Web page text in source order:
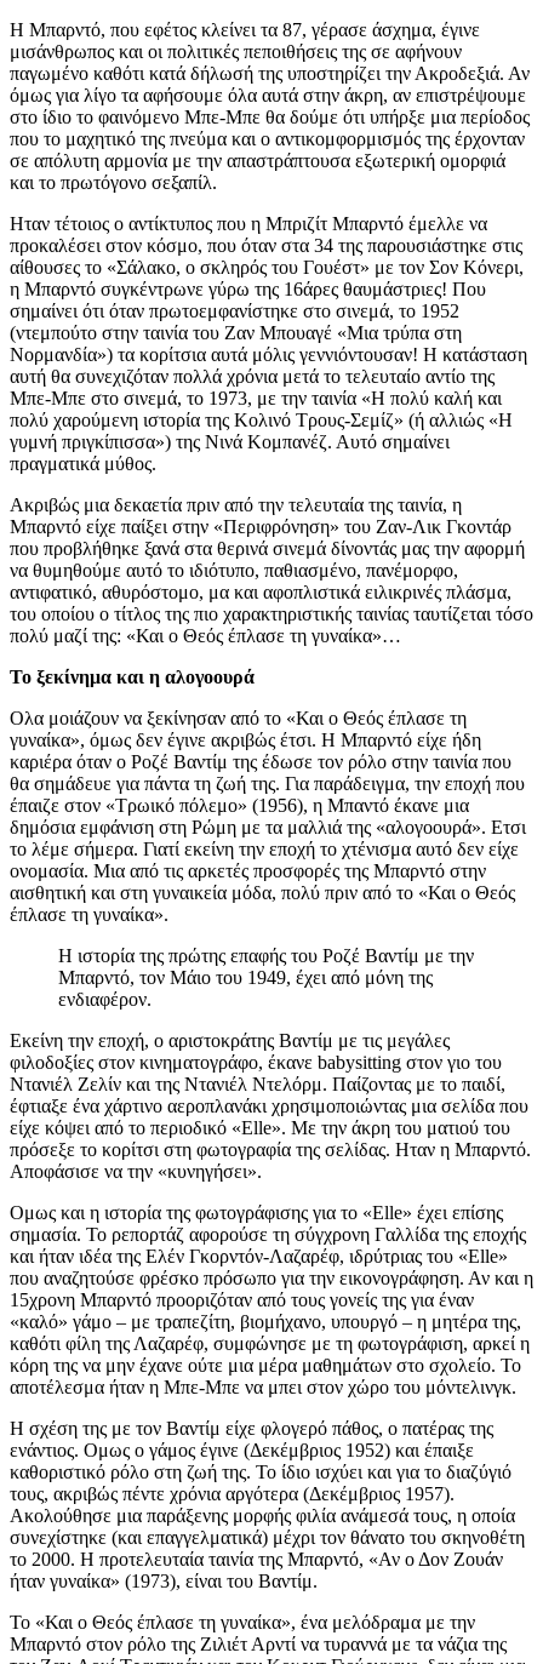
Η Μπαρντό, που εφέτος κλείνει τα 87, γέρασε άσχημα, έγινε
μισάνθρωπος και οι πολιτικές πεποιθήσεις της σε αφήνουν
παγωμένο καθότι κατά δήλωσή της υποστηρίζει την Ακροδεξιά. Αν
όμως για λίγο τα αφήσουμε όλα αυτά στην άκρη, αν επιστρέψουμε
στο ίδιο το φαινόμενο Μπε-Μπε θα δούμε ότι υπήρξε μια περίοδος
που το μαχητικό της πνεύμα και ο αντικομφορμισμός της έρχονταν
σε απόλυτη αρμονία με την απαστράπτουσα εξωτερική ομορφιά
και το πρωτόγονο σεξαπίλ.
Ηταν τέτοιος ο αντίκτυπος που η Μπριζίτ Μπαρντό έμελλε να
προκαλέσει στον κόσμο, που όταν στα 34 της παρουσιάστηκε στις
αίθουσες το «Σάλακο, ο σκληρός του Γουέστ» με τον Σον Κόνερι,
η Μπαρντό συγκέντρωνε γύρω της 16άρες θαυμάστριες! Που
σημαίνει ότι όταν πρωτοεμφανίστηκε στο σινεμά, το 1952
(ντεμπούτο στην ταινία του Ζαν Μπουαγέ «Μια τρύπα στη
Νορμανδία») τα κορίτσια αυτά μόλις γεννιόντουσαν! Η κατάσταση
αυτή θα συνεχιζόταν πολλά χρόνια μετά το τελευταίο αντίο της
Μπε-Μπε στο σινεμά, το 1973, με την ταινία «Η πολύ καλή και
πολύ χαρούμενη ιστορία της Κολινό Τρους-Σεμίζ» (ή αλλιώς «Η
γυμνή πριγκίπισσα») της Νινά Κομπανέζ. Αυτό σημαίνει
πραγματικά μύθος.
Ακριβώς μια δεκαετία πριν από την τελευταία της ταινία, η
Μπαρντό είχε παίξει στην «Περιφρόνηση» του Ζαν-Λικ Γκοντάρ
που προβλήθηκε ξανά στα θερινά σινεμά δίνοντάς μας την αφορμή
να θυμηθούμε αυτό το ιδιότυπο, παθιασμένο, πανέμορφο,
αντιφατικό, αθυρόστομο, μα και αφοπλιστικά ειλικρινές πλάσμα,
του οποίου ο τίτλος της πιο χαρακτηριστικής ταινίας ταυτίζεται τόσο
πολύ μαζί της: «Και ο Θεός έπλασε τη γυναίκα»…
Το ξεκίνημα και η αλογοουρά
Ολα μοιάζουν να ξεκίνησαν από το «Και ο Θεός έπλασε τη
γυναίκα», όμως δεν έγινε ακριβώς έτσι. Η Μπαρντό είχε ήδη
καριέρα όταν ο Ροζέ Βαντίμ της έδωσε τον ρόλο στην ταινία που
θα σημάδευε για πάντα τη ζωή της. Για παράδειγμα, την εποχή που
έπαιζε στον «Τρωικό πόλεμο» (1956), η Μπαντό έκανε μια
δημόσια εμφάνιση στη Ρώμη με τα μαλλιά της «αλογοουρά». Ετσι
το λέμε σήμερα. Γιατί εκείνη την εποχή το χτένισμα αυτό δεν είχε
ονομασία. Μια από τις αρκετές προσφορές της Μπαρντό στην
αισθητική και στη γυναικεία μόδα, πολύ πριν από το «Και ο Θεός
έπλασε τη γυναίκα».
Η ιστορία της πρώτης επαφής του Ροζέ Βαντίμ με την
Μπαρντό, τον Μάιο του 1949, έχει από μόνη της
ενδιαφέρον.
Εκείνη την εποχή, ο αριστοκράτης Βαντίμ με τις μεγάλες
φιλοδοξίες στον κινηματογράφο, έκανε babysitting στον γιο του
Ντανιέλ Ζελίν και της Ντανιέλ Ντελόρμ. Παίζοντας με το παιδί,
έφτιαξε ένα χάρτινο αεροπλανάκι χρησιμοποιώντας μια σελίδα που
είχε κόψει από το περιοδικό «Elle». Με την άκρη του ματιού του
πρόσεξε το κορίτσι στη φωτογραφία της σελίδας. Ηταν η Μπαρντό.
Αποφάσισε να την «κυνηγήσει».
Ομως και η ιστορία της φωτογράφισης για το «Elle» έχει επίσης
σημασία. Το ρεπορτάζ αφορούσε τη σύγχρονη Γαλλίδα της εποχής
και ήταν ιδέα της Ελέν Γκορντόν-Λαζαρέφ, ιδρύτριας του «Elle»
που αναζητούσε φρέσκο πρόσωπο για την εικονογράφηση. Αν και η
15χρονη Μπαρντό προοριζόταν από τους γονείς της για έναν
«καλό» γάμο – με τραπεζίτη, βιομήχανο, υπουργό – η μητέρα της,
καθότι φίλη της Λαζαρέφ, συμφώνησε με τη φωτογράφιση, αρκεί η
κόρη της να μην έχανε ούτε μια μέρα μαθημάτων στο σχολείο. Το
αποτέλεσμα ήταν η Μπε-Μπε να μπει στον χώρο του μόντελινγκ.
Η σχέση της με τον Βαντίμ είχε φλογερό πάθος, ο πατέρας της
ενάντιος. Ομως ο γάμος έγινε (Δεκέμβριος 1952) και έπαιξε
καθοριστικό ρόλο στη ζωή της. Το ίδιο ισχύει και για το διαζύγιό
τους, ακριβώς πέντε χρόνια αργότερα (Δεκέμβριος 1957).
Ακολούθησε μια παράξενης μορφής φιλία ανάμεσά τους, η οποία
συνεχίστηκε (και επαγγελματικά) μέχρι τον θάνατο του σκηνοθέτη
το 2000. Η προτελευταία ταινία της Μπαρντό, «Αν ο Δον Ζουάν
ήταν γυναίκα» (1973), είναι του Βαντίμ.
Το «Και ο Θεός έπλασε τη γυναίκα», ένα μελόδραμα με την
Μπαρντό στον ρόλο της Ζιλιέτ Αρντί να τυραννά με τα νάζια της